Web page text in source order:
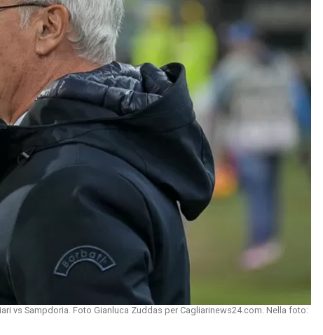
vs Sampdoria. Foto Gianluca Zuddas per Cagliarinews24.com. Nella foto: